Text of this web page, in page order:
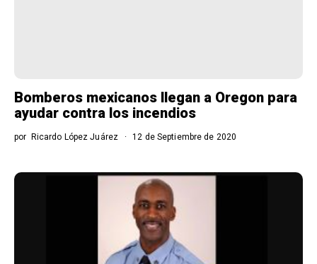
Bomberos mexicanos llegan a Oregon para
ayudar contra los incendios
por Ricardo López Juárez 12 de Septiembre de 2020